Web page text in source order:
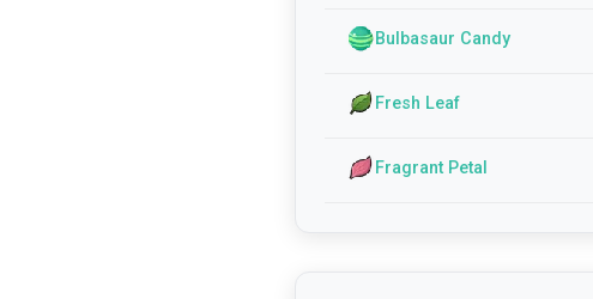
Bulbasaur Candy
Fresh Leaf
Fragrant Petal